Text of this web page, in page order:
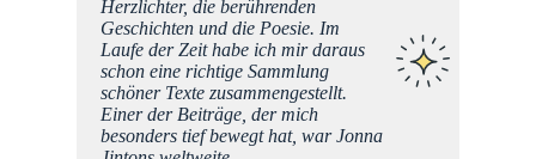
Herzlichter, die berührenden
Geschichten und die Poesie. Im
Laufe der Zeit habe ich mir daraus
schon eine richtige Sammlung
schöner Texte zusammengestellt.
Einer der Beiträge, der mich
besonders tief bewegt hat, war Jonna